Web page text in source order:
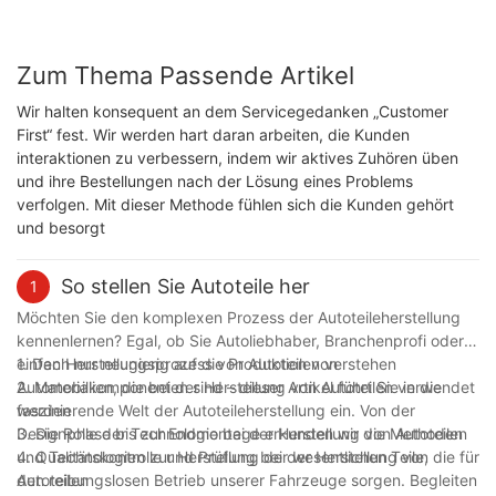
Zum Thema Passende Artikel
Wir halten konsequent an dem Servicegedanken „Customer
First“ fest. Wir werden hart daran arbeiten, die Kunden
interaktionen zu verbessern, indem wir aktives Zuhören üben
und ihre Bestellungen nach der Lösung eines Problems
verfolgen. Mit dieser Methode fühlen sich die Kunden gehört
und besorgt
1 So stellen Sie Autoteile her
Möchten Sie den komplexen Prozess der Autoteileherstellung
kennenlernen? Egal, ob Sie Autoliebhaber, Branchenprofi oder
einfach nur neugierig auf die Produktion von
Automobilkomponenten sind – dieser Artikel führt Sie in die
faszinierende Welt der Autoteileherstellung ein. Von der
Designphase bis zur Endmontage erkunden wir die Methoden
und Technologien zur Herstellung der wesentlichen Teile, die für
den reibungslosen Betrieb unserer Fahrzeuge sorgen. Begleiten
1. Den Herstellungsprozess von Autoteilen verstehen
2. Materialien, die bei der Herstellung von Autoteilen verwendet
werden
3. Die Rolle der Technologie bei der Herstellung von Autoteilen
4. Qualitätskontrolle und Prüfung bei der Herstellung von
Autoteilen